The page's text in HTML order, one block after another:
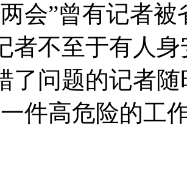
会”曾有记者
者不至于有人
了问题的记者
件高危险的工